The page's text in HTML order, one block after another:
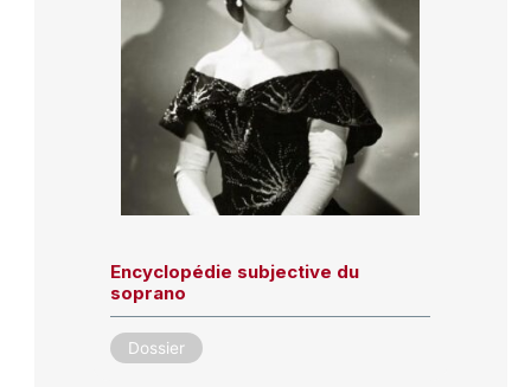
Encyclopédie subjective du
soprano
Dossier